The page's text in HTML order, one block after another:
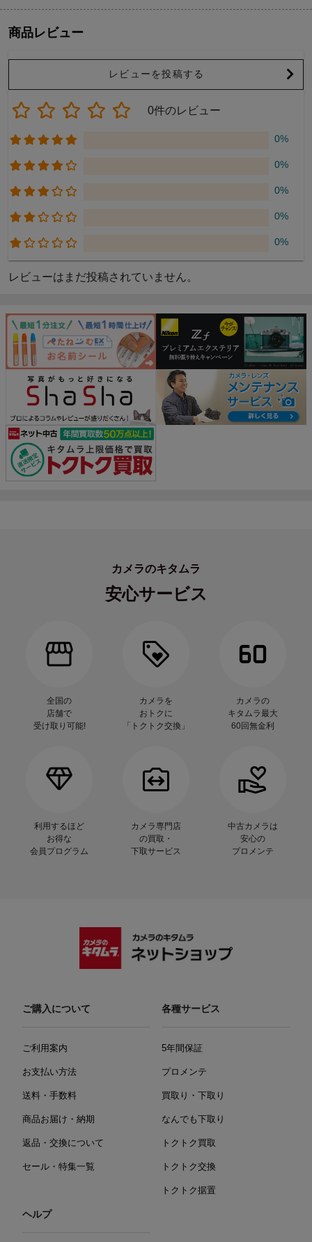
商品レビュー
レビューを投稿する
0件のレビュー
0%
0%
0%
0%
0%
レビューはまだ投稿されていません。
カメラのキタムラ
安心サービス
全国の
店舗で
受け取り可能!
カメラを
おトクに
「トクトク交換」
カメラの
キタムラ最大
60回無金利
利用するほど
お得な
会員プログラム
カメラ専門店
の買取・
下取サービス
中古カメラは
安心の
プロメンテ
ご購入について
ご利用案内
お支払い方法
送料・手数料
商品お届け・納期
返品・交換について
セール・特集一覧
各種サービス
5年間保証
プロメンテ
買取り・下取り
なんでも下取り
トクトク買取
トクトク交換
トクトク据置
ヘルプ